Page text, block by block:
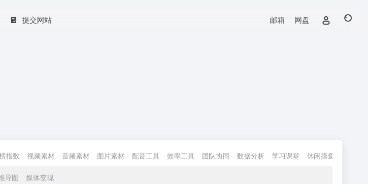
提交网站 邮箱 网盘
指数 视频素材 音频素材 图片素材 配音工具 效率工具 团队协同 数据分析 学习课堂 休闲摸鱼
导图 媒体变现